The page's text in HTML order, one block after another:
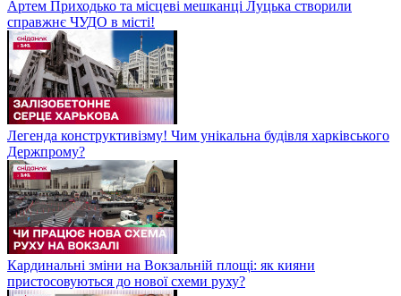
Артем Приходько та місцеві мешканці Луцька створили
справжнє ЧУДО в місті!
Легенда конструктивізму! Чим унікальна будівля харківського
Держпрому?
Кардинальні зміни на Вокзальній площі: як кияни
пристосовуються до нової схеми руху?